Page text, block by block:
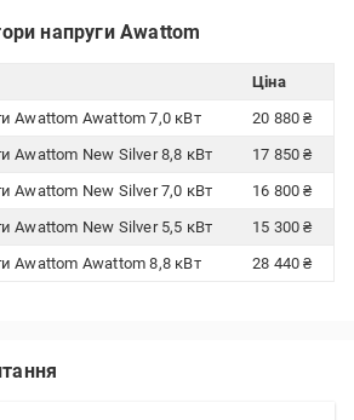
напруги Awattom
Ціна
Awattom Awattom 7,0 кВт
20 880 ₴
Awattom New Silver 8,8 кВт
17 850 ₴
Awattom New Silver 7,0 кВт
16 800 ₴
Awattom New Silver 5,5 кВт
15 300 ₴
Awattom Awattom 8,8 кВт
28 440 ₴